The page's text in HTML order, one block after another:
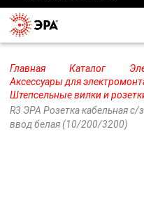
Главная Каталог
Аксессуары для
Штепсельные вилки и
R3 ЭРА Розетка кабельная
ввод белая (10/200/3200)